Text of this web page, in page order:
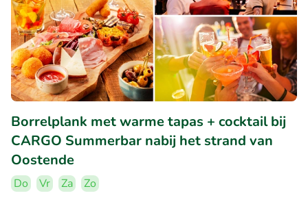
Borrelplank met warme tapas + cocktail bij
CARGO Summerbar nabij het strand van
Oostende
Do Vr Za
Zo